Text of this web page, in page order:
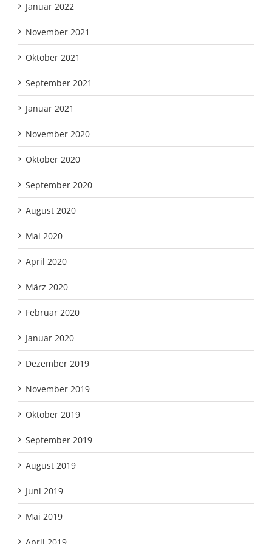
Januar 2022
November 2021
Oktober 2021
September 2021
Januar 2021
November 2020
Oktober 2020
September 2020
August 2020
Mai 2020
April 2020
März 2020
Februar 2020
Januar 2020
Dezember 2019
November 2019
Oktober 2019
September 2019
August 2019
Juni 2019
Mai 2019
April 2019